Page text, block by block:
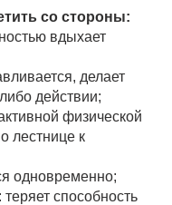
со стороны:
вдыхает
делает
действии;
физической
лестнице к
одновременно;
способность